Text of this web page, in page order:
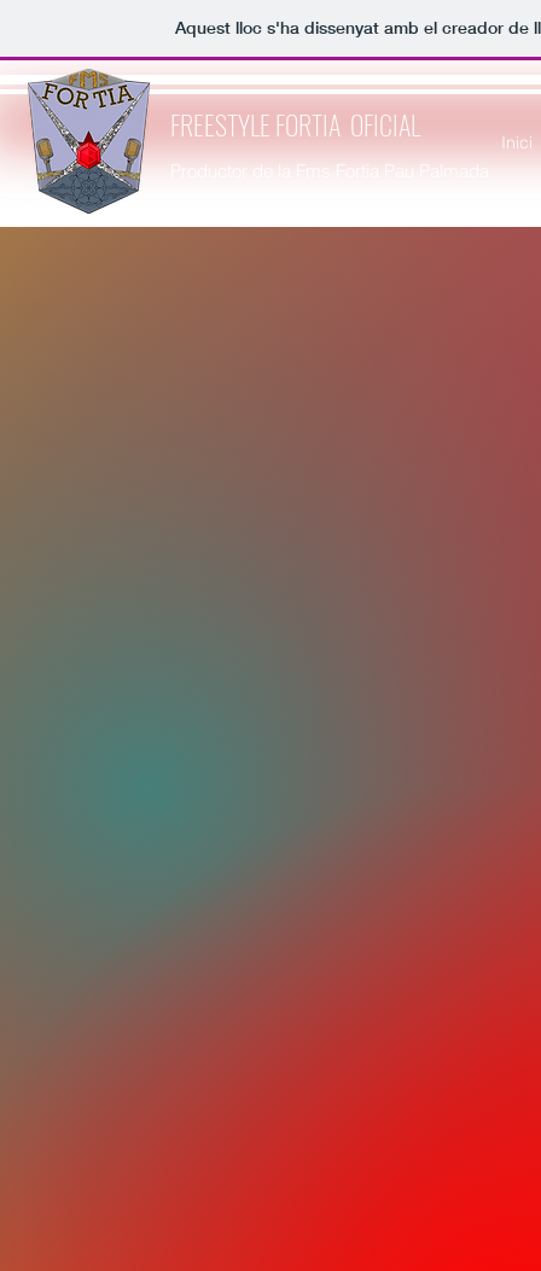
Aquest lloc s'ha dissenyat amb el creador de
FREESTYLE FORTIA OFICIAL
Productor de la Fms Fortia Pau Palmada
Inici